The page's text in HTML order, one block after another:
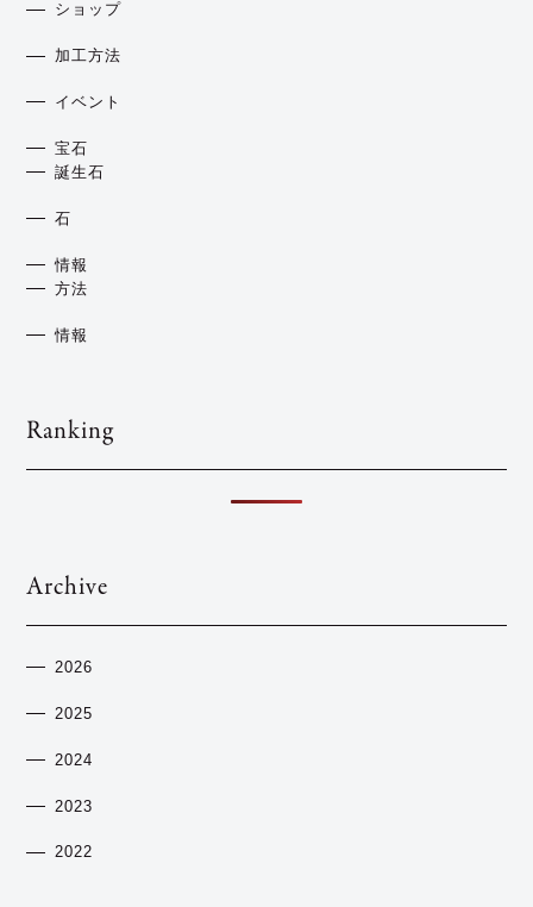
ショップ
加工方法
イベント
宝石
誕生石
石
情報
方法
情報
Ranking
Archive
2026
2025
2024
2023
2022